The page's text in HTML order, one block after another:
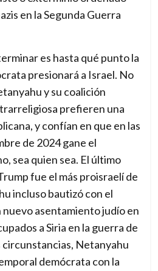
en la Segunda Guerra
es hasta qué punto la
presionará a Israel. No
y su coalición
prefieren una
y confían en que en las
de 2024 gane el
sea quien sea. El último
fue el más proisraelí de
incluso bautizó con el
asentamiento judío en
a Siria en la guerra de
circunstancias, Netanyahu
demócrata con la